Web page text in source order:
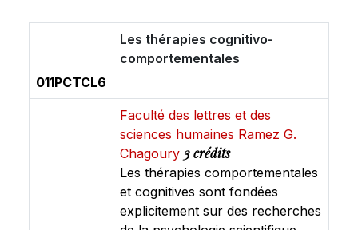
011PCTCL6
Les thérapies cognitivo-
comportementales
Faculté des lettres et des
sciences humaines Ramez G.
Chagoury 3 crédits
Les thérapies comportementales
et cognitives sont fondées
explicitement sur des recherches